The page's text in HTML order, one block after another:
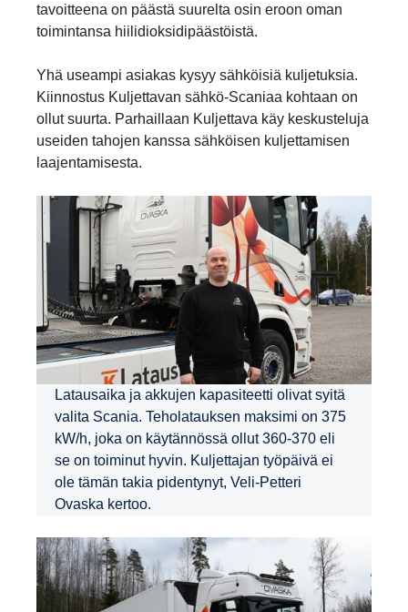
tavoitteena on päästä suurelta osin eroon oman
toimintansa hiilidioksidipäästöistä.
Yhä useampi asiakas kysyy sähköisiä kuljetuksia.
Kiinnostus Kuljettavan sähkö-Scaniaa kohtaan on
ollut suurta. Parhaillaan Kuljettava käy keskusteluja
useiden tahojen kanssa sähköisen kuljettamisen
laajentamisesta.
Latausaika ja akkujen kapasiteetti olivat syitä
valita Scania. Teholatauksen maksimi on 375
kW/h, joka on käytännössä ollut 360-370 eli
se on toiminut hyvin. Kuljettajan työpäivä ei
ole tämän takia pidentynyt, Veli-Petteri
Ovaska kertoo.